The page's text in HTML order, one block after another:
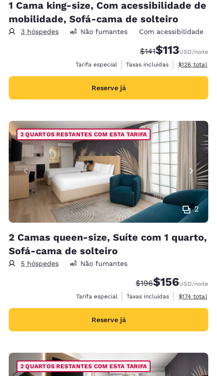
1 Cama king-size, Com acessibilidade de
mobilidade, Sofá-cama de solteiro
3 hóspedes Não fumantes Com acessibilidade
Tarifa anterior
$141Tarifa com
$113USD/noite
Tarifa especial
Taxas incluídas Exibir
$126 total
Reserve já
2
2 QUARTOS RESTANTES COM ESTA TARIFA
2 Camas queen-size, Suíte com 1 quarto,
Sofá-cama de solteiro
5 hóspedes Não fumantes
Tarifa anterior
$196Tarifa com
$156USD/noite
Tarifa especial
Taxas incluídas Exibir
$174 total
Reserve já
2 QUARTOS RESTANTES COM ESTA TARIFA